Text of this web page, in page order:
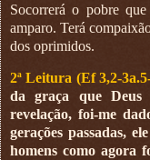
Socorrerá o pobre
amparo. Terá
dos oprimidos.
2ª Leitura (Ef 3,2-
da graça que
revelação, foi-me
gerações passadas,
homens como agora